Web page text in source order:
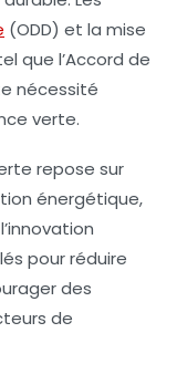
(ODD) et la mise
que l’Accord de
nécessité
verte.
repose sur
énergétique,
pour réduire
des
de